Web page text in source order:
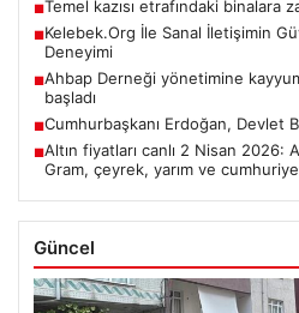
■Temel kazısı etrafındaki binalara
■Kelebek.Org İle Sanal İletişimin
Deneyimi
■Ahbap Derneği yönetimine
başladı
■Cumhurbaşkanı Erdoğan, Devlet
■Altın fiyatları canlı 2 Nisan 2026:
Gram, çeyrek, yarım ve cumhuriyet
Güncel